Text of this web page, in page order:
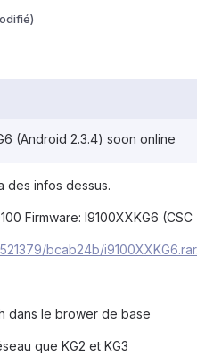
(Android 2.3.4) soon online
des infos dessus.
Firmware: I9100XXKG6
bcab24b/
dans le brower de base
que KG2 et KG3